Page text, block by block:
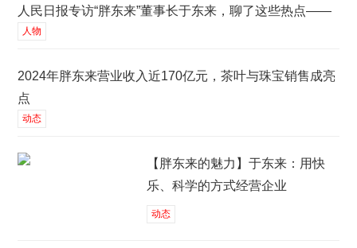
人民日报专访“胖东来”董事长于东来，聊了这些热点——
人物
2024年胖东来营业收入近170亿元，茶叶与珠宝销售成亮
点
动态
【胖东来的魅力】于东来：用快
乐、科学的方式经营企业
动态